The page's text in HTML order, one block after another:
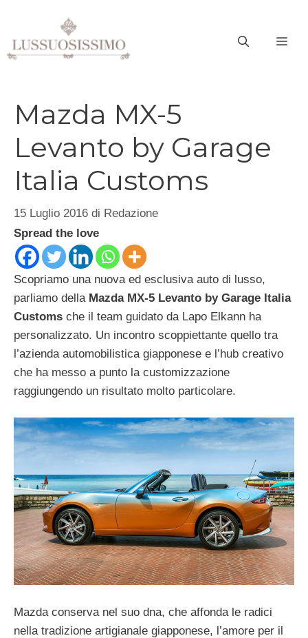
contenuto
Mazda MX-5
Levanto by Garage
Italia Customs
15 Luglio 2016 di Redazione
Spread the love
Scopriamo una nuova ed esclusiva auto di lusso,
parliamo della Mazda MX-5 Levanto by Garage Italia
Customs che il team guidato da Lapo Elkann ha
personalizzato. Un incontro scoppiettante quello tra
l’azienda automobilistica giapponese e l’hub creativo
che ha messo a punto la customizzazione
raggiungendo un risultato molto particolare.
Mazda conserva nel suo dna, che affonda le radici
nella tradizione artigianale giapponese, l’amore per il